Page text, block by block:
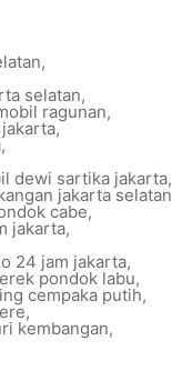
,
selatan,
ragunan,
,
,
dewi sartika jakarta,
jakarta selatan
cabe,
jakarta,
24 jam jakarta,
pondok labu,
cempaka putih,
,
kembangan,